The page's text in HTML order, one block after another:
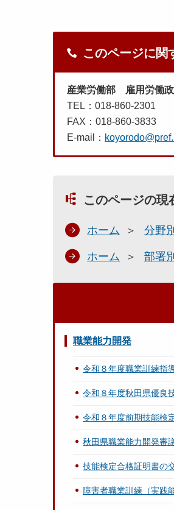
このページに関
産業労働部 雇用労働
TEL：018-860-2301
FAX：018-860-3833
E-mail：
このページの現
ホーム 分野
ホーム 部署
職業能力開発
令和８年度職業訓練指
令和８年度秋田県優良
令和８年度前期技能検
秋田県職業能力開発審
技能検定合格証明書の
障害者職業訓練（実践